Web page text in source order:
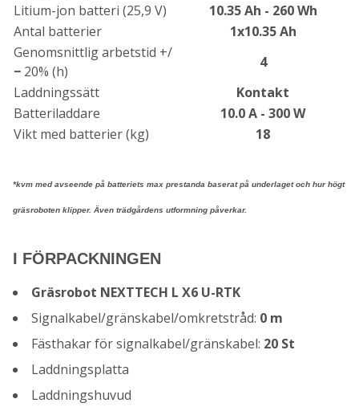
Litium-jon batteri (25,9 V)
10.35 Ah - 260 Wh
Antal batterier
1x10.35 Ah
Genomsnittlig arbetstid +/
− 20% (h)
4
Laddningssätt
Kontakt
Batteriladdare
10.0 A - 300 W
Vikt med batterier (kg)
18
*kvm med avseende på batteriets max prestanda baserat på underlaget och hur högt
gräsroboten klipper. Även trädgårdens utformning påverkar.
I FÖRPACKNINGEN
Gräsrobot NEXTTECH L X6 U-RTK
Signalkabel/gränskabel/omkretstråd: 0 m
Fästhakar för signalkabel/gränskabel: 20 St
Laddningsplatta
Laddningshuvud